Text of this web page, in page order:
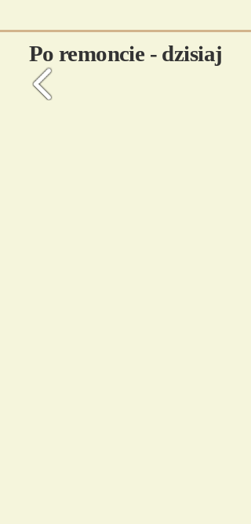
​Po remoncie - dzisiaj